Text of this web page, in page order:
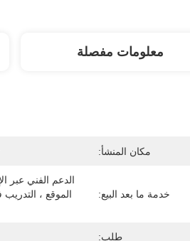
معلومات مفصلة
مكان المنشأ:
خدمة ما بعد البيع:
طلب: